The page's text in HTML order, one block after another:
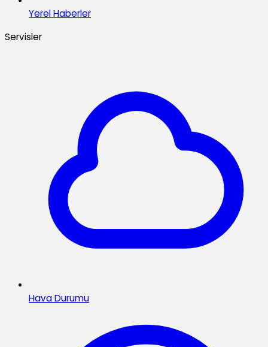
Yerel Haberler
Servisler
Hava Durumu